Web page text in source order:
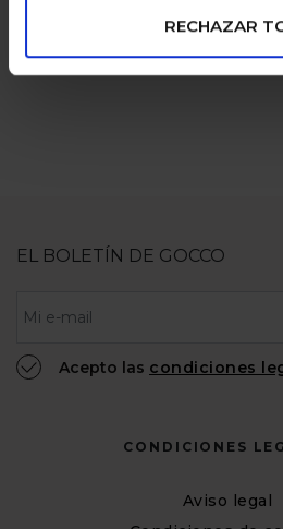
RECHAZAR
EL BOLETÍN DE GOCCO
Acepto las condiciones
CONDICIONES
Aviso legal